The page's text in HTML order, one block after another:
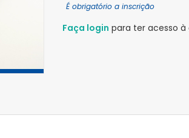
É obrigatório a inscrição
Faça login para ter acesso à